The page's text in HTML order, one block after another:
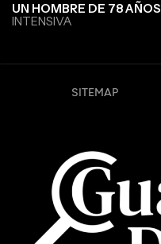
UN HOMBRE DE 78 AÑOS
INTENSIVA
SITEMAP